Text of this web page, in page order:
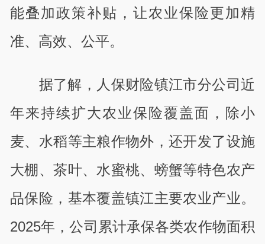
能叠加政策补贴，让农业保险更加精
准、高效、公平。
据了解，人保财险镇江市分公司近
年来持续扩大农业保险覆盖面，除小
麦、水稻等主粮作物外，还开发了设施
大棚、茶叶、水蜜桃、螃蟹等特色农产
品保险，基本覆盖镇江主要农业产业。
2025年，公司累计承保各类农作物面积